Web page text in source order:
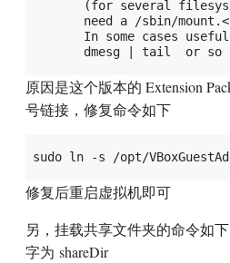
(for several
need a /sbin/
In some cases
原因是这个版本的 Extension
号链接，修复命令如下
sudo ln -s /opt/
修复后重启虚拟机即可
另，挂载共享文件夹的命令如
字为 shareDir